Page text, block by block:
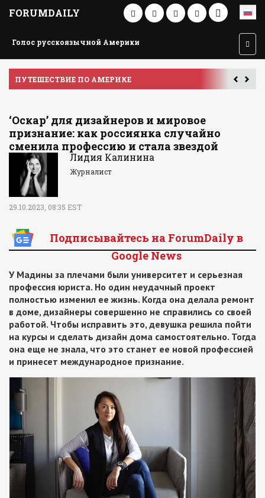
FORUMDAILY
Голос русскоязычной Америки
ПУТЕШЕСТВИЕ ПО АМЕРИКЕ
‘Оскар’ для дизайнеров и мировое
признание: как россиянка случайно
сменила профессию и стала звездой
Лидия Калинина
Журналист
29.10.2023, 08:35 EST
Подписывайтесь на ForumDaily в
Google News
У Мадины за плечами были университет и серьезная
профессия юриста. Но один неудачный проект
полностью изменил ее жизнь. Когда она делала ремонт
в доме, дизайнеры совершенно не справились со своей
работой. Чтобы исправить это, девушка решила пойти
на курсы и сделать дизайн дома самостоятельно. Тогда
она еще не знала, что это станет ее новой профессией
и принесет международное признание.